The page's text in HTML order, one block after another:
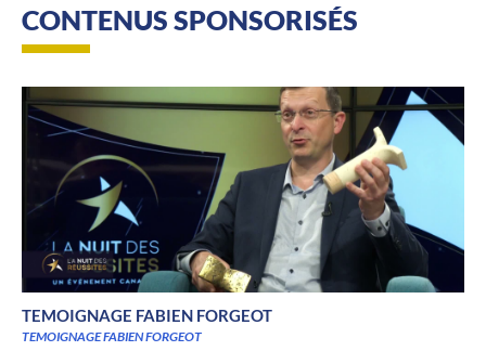
CONTENUS SPONSORISÉS
TEMOIGNAGE FABIEN FORGEOT
TEMOIGNAGE FABIEN FORGEOT